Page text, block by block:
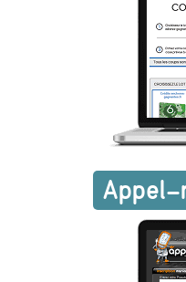
Appel-